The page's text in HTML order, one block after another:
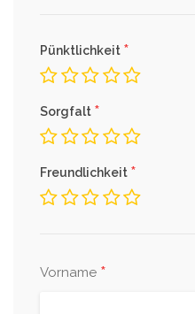
Pünktlichkeit *
Sorgfalt *
Freundlichkeit *
Vorname *